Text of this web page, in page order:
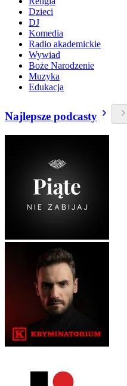
Dzieci
DJ
Komedia
Radio akademickie
Wywiad
Boże Narodzenie
Muzyka
Edukacja
Najlepsze podcasty